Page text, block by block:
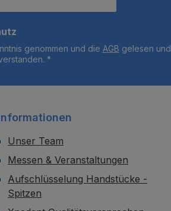
genommen und die AGB gelesen und
*
Unser Team
Messen & Veranstaltungen
Aufschlüsselung Handstücke -
Spitzen